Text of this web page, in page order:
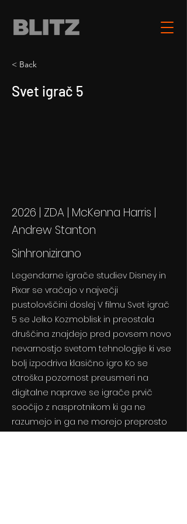
< Back
Svet igrač 5
2026 | ZDA | McKenna Harris |
Andrew Stanton
Sinhronizirano
Legendarne igrače studiev Disney in
Pixar se vračajo v največji
pustolovščini doslej V filmu Svet igrač
5 se Jelko Kozmoblisk in preostala
druščina znajdejo pred povsem novo
nevarnostjo svetom tehnologije ki vse
bolj izpodriva klasično igro Ko se
otroška pozornost preusmeri na
digitalne naprave se igrače prvič
soočijo z nasprotnikom ki ga ne
razumejo in ga ne morejo preprosto